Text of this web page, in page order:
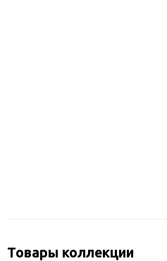
Товары коллекции